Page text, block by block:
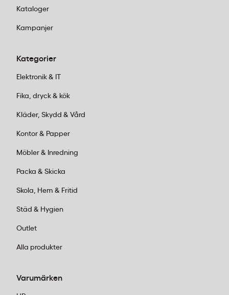
förpackningen för bästa resultat
17:00 på 011-440 15 15 eller mejla
order@kontorab.se
Kataloger
Kampanjer
Kategorier
Elektronik & IT
Fika, dryck & kök
Kläder, Skydd & Vård
Kontor & Papper
Möbler & Inredning
Packa & Skicka
Skola, Hem & Fritid
Städ & Hygien
Outlet
Alla produkter
Varumärken